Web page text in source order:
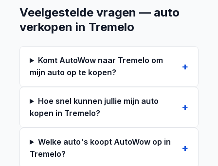
Veelgestelde vragen — auto
verkopen in Tremelo
Komt AutoWow naar Tremelo om
mijn auto op te kopen?
Hoe snel kunnen jullie mijn auto
kopen in Tremelo?
Welke auto's koopt AutoWow op in
Tremelo?